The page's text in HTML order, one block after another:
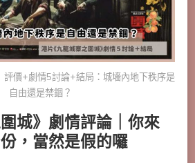
評價+劇情5討論+結局：城墻內地下秩序是
自由還是禁錮？
城》劇情評論｜你來
，當然是假的囉